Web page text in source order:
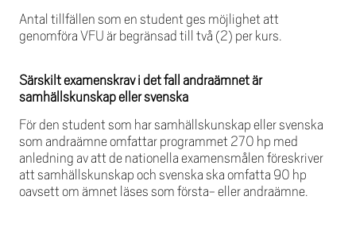
Antal tillfällen som en student ges möjlighet att
genomföra VFU är begränsad till två (2) per kurs.
Särskilt examenskrav i det fall andraämnet är
samhällskunskap eller svenska
För den student som har samhällskunskap eller svenska
som andraämne omfattar programmet 270 hp med
anledning av att de nationella examensmålen föreskriver
att samhällskunskap och svenska ska omfatta 90 hp
oavsett om ämnet läses som första- eller andraämne.